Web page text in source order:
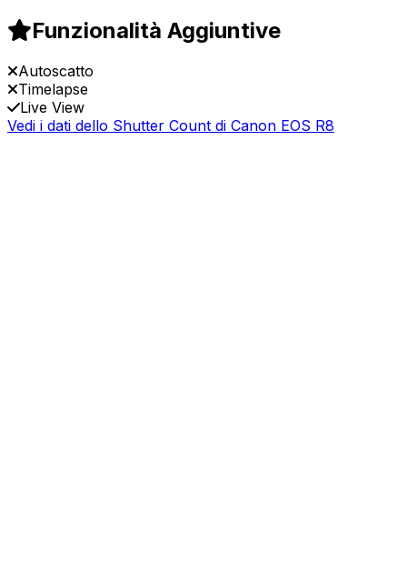
Funzionalità Aggiuntive
Autoscatto
Timelapse
Live View
Vedi i dati dello Shutter Count di Canon EOS R8